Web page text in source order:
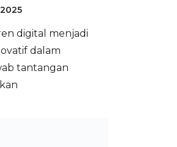
digital menjadi
dalam
tantangan